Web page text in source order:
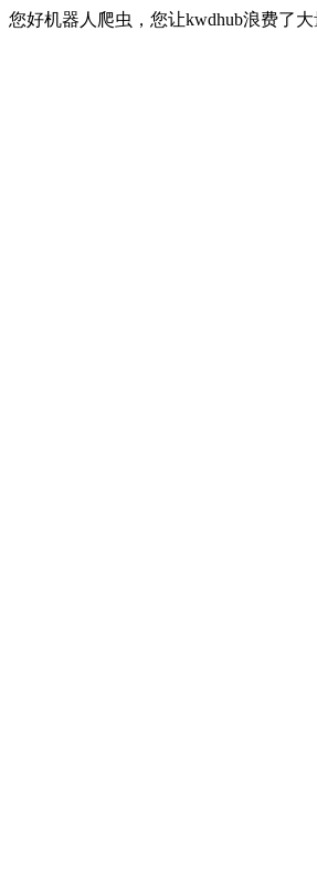
您好机器人爬虫，您让kwdhub浪费了